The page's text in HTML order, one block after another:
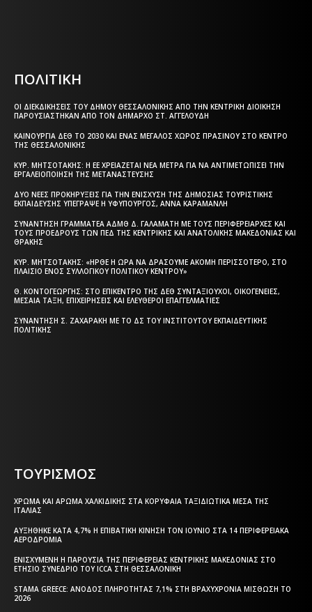
ΠΟΛΙΤΙΚΗ
ΟΙ ΔΙΕΚΔΙΚΉΣΕΙΣ ΤΟΥ ΔΉΜΟΥ ΘΕΣΣΑΛΟΝΊΚΗΣ ΑΠΌ ΤΗΝ ΚΕΝΤΡΙΚΉ ΔΙΟΊΚΗΣΗ
ΠΑΡΟΥΣΙΆΣΤΗΚΑΝ ΑΠΌ ΤΟΝ ΔΉΜΑΡΧΟ ΣΤ. ΑΓΓΕΛΟΎΔΗ
ΚΑΙΝΟΎΡΓΙΑ ΔΕΘ ΤΟ 2030 ΚΑΙ ΈΝΑΣ ΜΕΓΆΛΟΣ ΧΏΡΟΣ ΠΡΑΣΊΝΟΥ ΣΤΟ ΚΈΝΤΡΟ
ΤΗΣ ΘΕΣΣΑΛΟΝΊΚΗΣ
ΚΥΡ. ΜΗΤΣΟΤΆΚΗΣ: Η ΕΕ ΧΡΕΙΆΖΕΤΑΙ ΝΈΑ ΜΈΤΡΑ ΓΙΑ ΝΑ ΑΝΤΙΜΕΤΩΠΊΣΕΙ ΤΗΝ
ΕΡΓΑΛΕΙΟΠΟΊΗΣΗ ΤΗΣ ΜΕΤΑΝΆΣΤΕΥΣΗΣ
ΔΎΟ ΝΈΕΣ ΠΡΟΚΗΡΎΞΕΙΣ ΓΙΑ ΤΗΝ ΕΝΊΣΧΥΣΗ ΤΗΣ ΔΗΜΌΣΙΑΣ ΤΟΥΡΙΣΤΙΚΉΣ
ΕΚΠΑΊΔΕΥΣΗΣ ΥΠΈΓΡΑΨΕ Η ΥΦΥΠΟΥΡΓΌΣ, ΆΝΝΑ ΚΑΡΑΜΑΝΛΉ
ΣΥΝΆΝΤΗΣΗ ΓΡΑΜΜΑΤΈΑ ΑΔΜΘ Δ. ΓΑΛΑΜΆΤΗ ΜΕ ΤΟΥΣ ΠΕΡΙΦΕΡΕΙΆΡΧΕΣ ΚΑΙ
ΤΟΥΣ ΠΡΟΈΔΡΟΥΣ ΤΩΝ ΠΕΔ ΤΗΣ ΚΕΝΤΡΙΚΉΣ ΚΑΙ ΑΝΑΤΟΛΙΚΉΣ ΜΑΚΕΔΟΝΊΑΣ ΚΑΙ
ΘΡΆΚΗΣ
ΚΥΡ. ΜΗΤΣΟΤΆΚΗΣ: «ΉΡΘΕ Η ΏΡΑ ΝΑ ΔΡΆΣΟΥΜΕ ΑΚΌΜΗ ΠΕΡΙΣΣΌΤΕΡΟ, ΣΤΟ
ΠΛΑΊΣΙΟ ΕΝΌΣ ΣΥΛΛΟΓΙΚΟΎ ΠΟΛΙΤΙΚΟΎ ΚΈΝΤΡΟΥ»
Θ. ΚΟΝΤΟΓΕΏΡΓΗΣ: ΣΤΟ ΕΠΊΚΕΝΤΡΟ ΤΗΣ ΔΕΘ ΣΥΝΤΑΞΙΟΎΧΟΙ, ΟΙΚΟΓΈΝΕΙΕΣ,
ΜΕΣΑΊΑ ΤΆΞΗ, ΕΠΙΧΕΙΡΉΣΕΙΣ ΚΑΙ ΕΛΕΎΘΕΡΟΙ ΕΠΑΓΓΕΛΜΑΤΊΕΣ
ΣΥΝΆΝΤΗΣΗ Σ. ΖΑΧΑΡΆΚΗ ΜΕ ΤΟ ΔΣ ΤΟΥ ΙΝΣΤΙΤΟΎΤΟΥ ΕΚΠΑΙΔΕΥΤΙΚΉΣ
ΠΟΛΙΤΙΚΉΣ
ΤΟΥΡΙΣΜΟΣ
ΧΡΏΜΑ ΚΑΙ ΆΡΩΜΑ ΧΑΛΚΙΔΙΚΉΣ ΣΤΑ ΚΟΡΥΦΑΊΑ ΤΑΞΙΔΙΩΤΙΚΆ ΜΈΣΑ ΤΗΣ
ΙΤΑΛΊΑΣ
ΑΥΞΉΘΗΚΕ ΚΑΤΆ 4,7% Η ΕΠΙΒΑΤΙΚΉ ΚΊΝΗΣΗ ΤΟΝ ΙΟΎΝΙΟ ΣΤΑ 14 ΠΕΡΙΦΕΡΕΙΑΚΆ
ΑΕΡΟΔΡΌΜΙΑ
ΕΝΙΣΧΥΜΈΝΗ Η ΠΑΡΟΥΣΊΑ ΤΗΣ ΠΕΡΙΦΈΡΕΙΑΣ ΚΕΝΤΡΙΚΉΣ ΜΑΚΕΔΟΝΊΑΣ ΣΤΟ
ΕΤΉΣΙΟ ΣΥΝΈΔΡΙΟ ΤΟΥ ICCA ΣΤΗ ΘΕΣΣΑΛΟΝΊΚΗ
STAMA GREECE: ΆΝΟΔΟΣ ΠΛΗΡΌΤΗΤΑΣ 7,1% ΣΤΗ ΒΡΑΧΥΧΡΌΝΙΑ ΜΊΣΘΩΣΗ ΤΟ
2026